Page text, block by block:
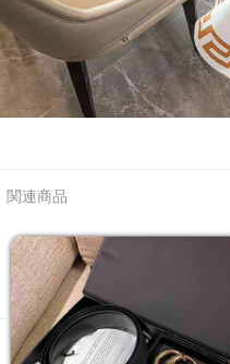
関連商品